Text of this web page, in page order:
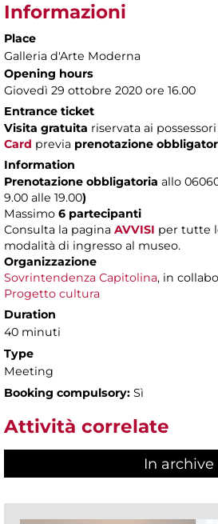
Informazioni
Place
Galleria d'Arte Moderna
Opening hours
Giovedì 29 ottobre 2020 ore 16.00
Entrance ticket
Visita gratuita riservata ai
Card previa prenotazione
Information
Prenotazione obbligatoria allo
9.00 alle 19.00)
Massimo 6 partecipanti
Consulta la pagina AVVISI per tutte
modalità di ingresso al museo.
Organizzazione
Sovrintendenza Capitolina, in
Progetto cultura
Duration
40 minuti
Type
Meeting
Booking compulsory: Sì
Attività correlate
In archive